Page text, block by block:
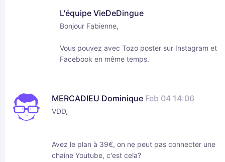
L'équipe VieDeDingue
Bonjour Fabienne,
Vous pouvez avec Tozo poster sur Instagram et
Facebook en même temps.
MERCADIEU Dominique Feb 04 14:06
VDD,
Avez le plan à 39€, on ne peut pas connecter une
chaine Youtube, c'est cela?